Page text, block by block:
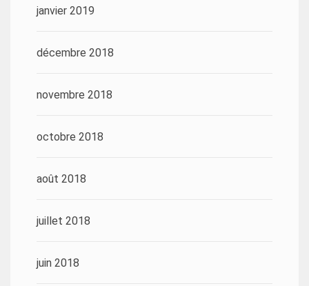
janvier 2019
décembre 2018
novembre 2018
octobre 2018
août 2018
juillet 2018
juin 2018